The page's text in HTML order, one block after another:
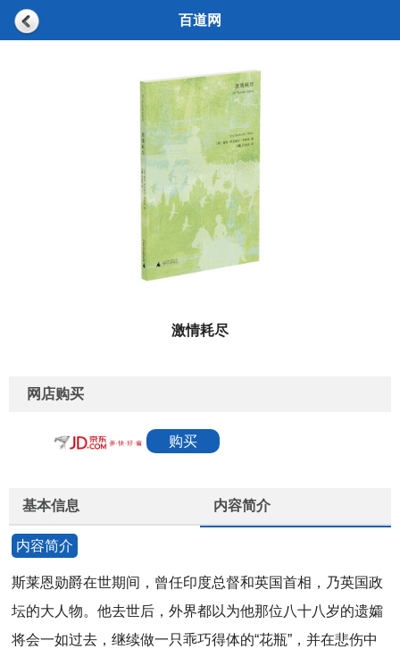
百道网
激情耗尽
网店购买
购买
基本信息 内容简介
内容简介
斯莱恩勋爵在世期间，曾任印度总督和英国首相，乃英国政
坛的大人物。他去世后，外界都以为他那位八十八岁的遗孀
将会一如过去，继续做一只乖巧得体的“花瓶”，并在悲伤中